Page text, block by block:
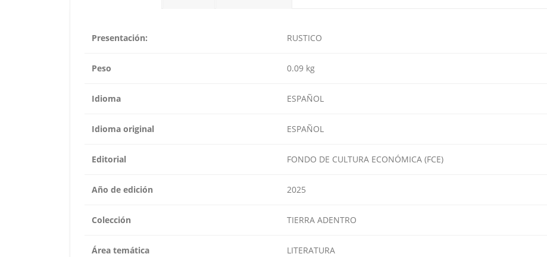
Presentación: RUSTICO
Peso 0.09 kg
Idioma ESPAÑOL
Idioma original ESPAÑOL
Editorial FONDO DE CULTURA ECONÓMICA (FCE)
Año de edición 2025
Colección TIERRA ADENTRO
Área temática LITERATURA